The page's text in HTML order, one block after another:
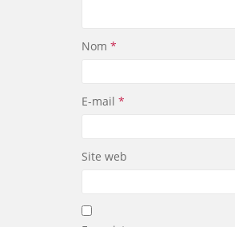
Nom *
E-mail *
Site web